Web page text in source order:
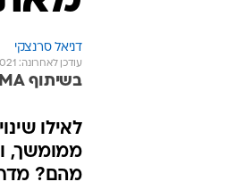
דניאל סרנצקי
עודכן לאחרונה: 3.10.2021 / 4:28
בשיתוף JAMA
לאילו
ממומשך,
מהם?